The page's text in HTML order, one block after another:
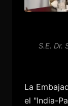
S.E. Dr.
La
el "India-